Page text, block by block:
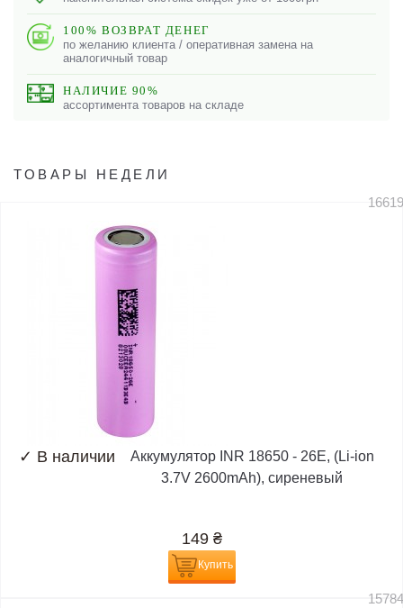
100% ВОЗВРАТ ДЕНЕГ
по желанию клиента / оперативная замена на
аналогичный товар
НАЛИЧИЕ 90%
ассортимента товаров на складе
ТОВАРЫ НЕДЕЛИ
✓ В наличии
Аккумулятор INR 18650 - 26E, (Li-ion
3.7V 2600mAh), сиреневый
149 ₴
Купить